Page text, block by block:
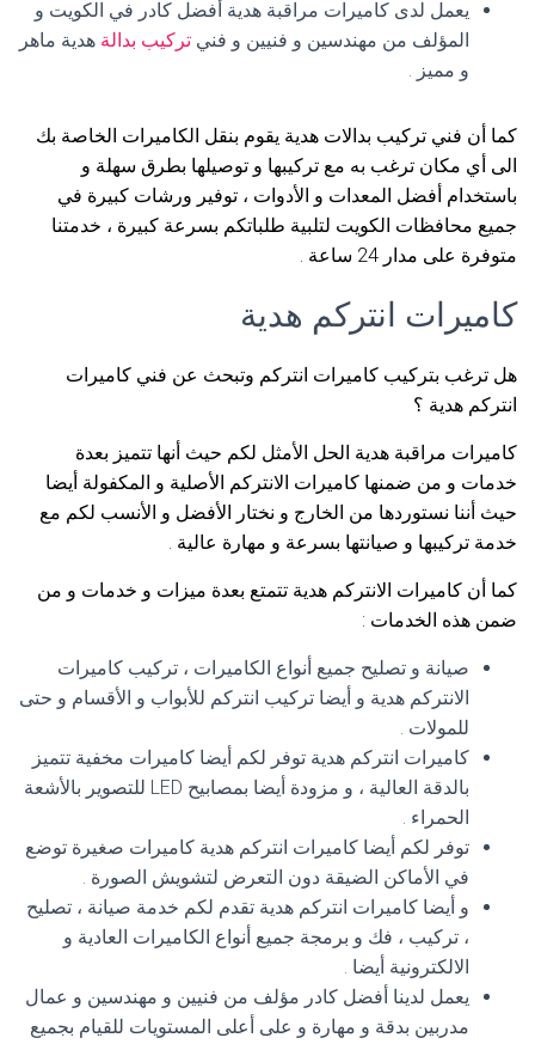
يعمل لدى كاميرات مراقبة هدية أفضل كادر في الكويت و
المؤلف من مهندسين و فنيين و فني تركيب بدالة هدية ماهر
و مميز .
كما أن فني تركيب بدالات هدية يقوم بنقل الكاميرات الخاصة بك
الى أي مكان ترغب به مع تركيبها و توصيلها بطرق سهلة و
باستخدام أفضل المعدات و الأدوات ، توفير ورشات كبيرة في
جميع محافظات الكويت لتلبية طلباتكم بسرعة كبيرة ، خدمتنا
متوفرة على مدار 24 ساعة .
كاميرات انتركم هدية
هل ترغب بتركيب كاميرات انتركم وتبحث عن فني كاميرات
انتركم هدية ؟
كاميرات مراقبة هدية الحل الأمثل لكم حيث أنها تتميز بعدة
خدمات و من ضمنها كاميرات الانتركم الأصلية و المكفولة أيضا
حيث أننا نستوردها من الخارج و نختار الأفضل و الأنسب لكم مع
خدمة تركيبها و صيانتها بسرعة و مهارة عالية .
كما أن كاميرات الانتركم هدية تتمتع بعدة ميزات و خدمات و من
ضمن هذه الخدمات :
صيانة و تصليح جميع أنواع الكاميرات ، تركيب كاميرات
الانتركم هدية و أيضا تركيب انتركم للأبواب و الأقسام و حتى
للمولات .
كاميرات انتركم هدية توفر لكم أيضا كاميرات مخفية تتميز
بالدقة العالية ، و مزودة أيضا بمصابيح LED للتصوير بالأشعة
الحمراء .
توفر لكم أيضا كاميرات انتركم هدية كاميرات صغيرة توضع
في الأماكن الضيقة دون التعرض لتشويش الصورة .
و أيضا كاميرات انتركم هدية تقدم لكم خدمة صيانة ، تصليح
، تركيب ، فك و برمجة جميع أنواع الكاميرات العادية و
الالكترونية أيضا .
يعمل لدينا أفضل كادر مؤلف من فنيين و مهندسين و عمال
مدربين بدقة و مهارة و على أعلى المستويات للقيام بجميع